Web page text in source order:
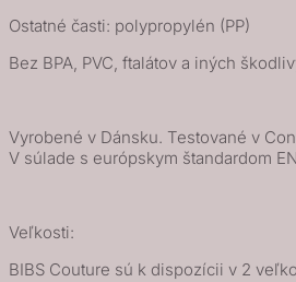
Ostatné časti: polypropylén (PP)
Bez BPA, PVC, ftalátov a iných
Vyrobené v Dánsku. Testované v
V súlade s európskym štandardom
Veľkosti:
BIBS Couture sú k dispozícii v 2